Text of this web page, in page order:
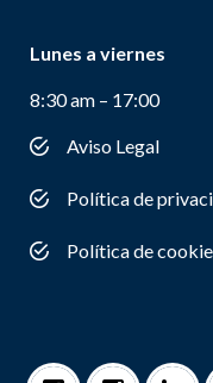
Lunes a viernes
8:30 am – 17:00
Aviso Legal
Política de
Política de